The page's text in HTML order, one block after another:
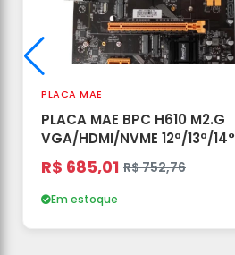
PLACA MAE
PLACA MAE BPC H610 M2.G
VGA/HDMI/NVME 12ª/13ª/14°
R$ 685,01 R$ 752,76
Em estoque